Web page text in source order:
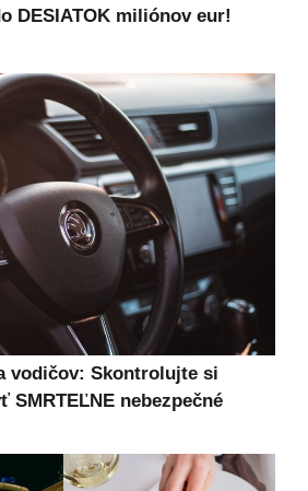
DESIATOK miliónov eur!
vodičov: Skontrolujte si
SMRTEĽNE nebezpečné